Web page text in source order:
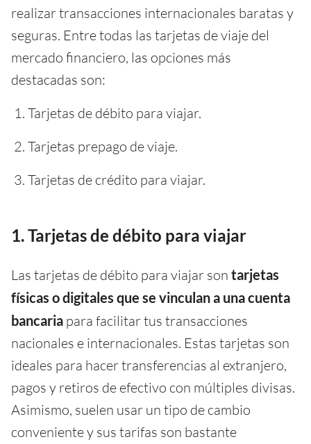
realizar transacciones internacionales baratas y
seguras. Entre todas las tarjetas de viaje del
mercado financiero, las opciones más
destacadas son:
Tarjetas de débito para viajar.
Tarjetas prepago de viaje.
Tarjetas de crédito para viajar.
1. Tarjetas de débito para viajar
Las tarjetas de débito para viajar son tarjetas
físicas o digitales que se vinculan a una cuenta
bancaria para facilitar tus transacciones
nacionales e internacionales. Estas tarjetas son
ideales para hacer transferencias al extranjero,
pagos y retiros de efectivo con múltiples divisas.
Asimismo, suelen usar un tipo de cambio
conveniente y sus tarifas son bastante